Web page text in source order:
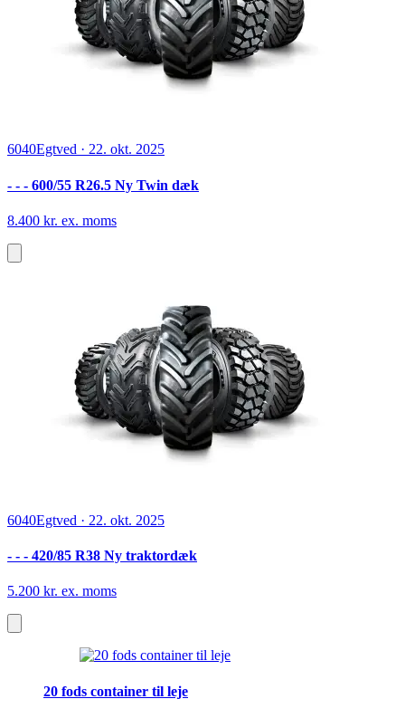
6040Egtved · 22. okt. 2025
- - - 600/55 R26.5 Ny Twin dæk
8.400 kr. ex. moms
6040Egtved · 22. okt. 2025
- - - 420/85 R38 Ny traktordæk
5.200 kr. ex. moms
20 fods container til leje